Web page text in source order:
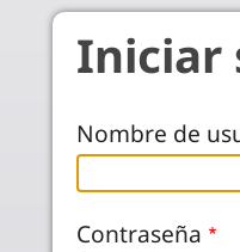
Pasar al contenido
Iniciar
Nombre de
Contraseña